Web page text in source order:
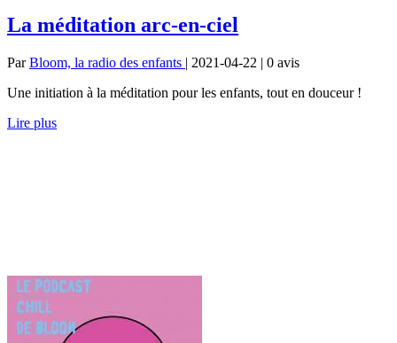
La méditation arc-en-ciel
ParBloom, la radio des enfants | 2021-04-22 | 0 avis
Une initiation à la méditation pour les enfants, tout en douceur !
Lire plus